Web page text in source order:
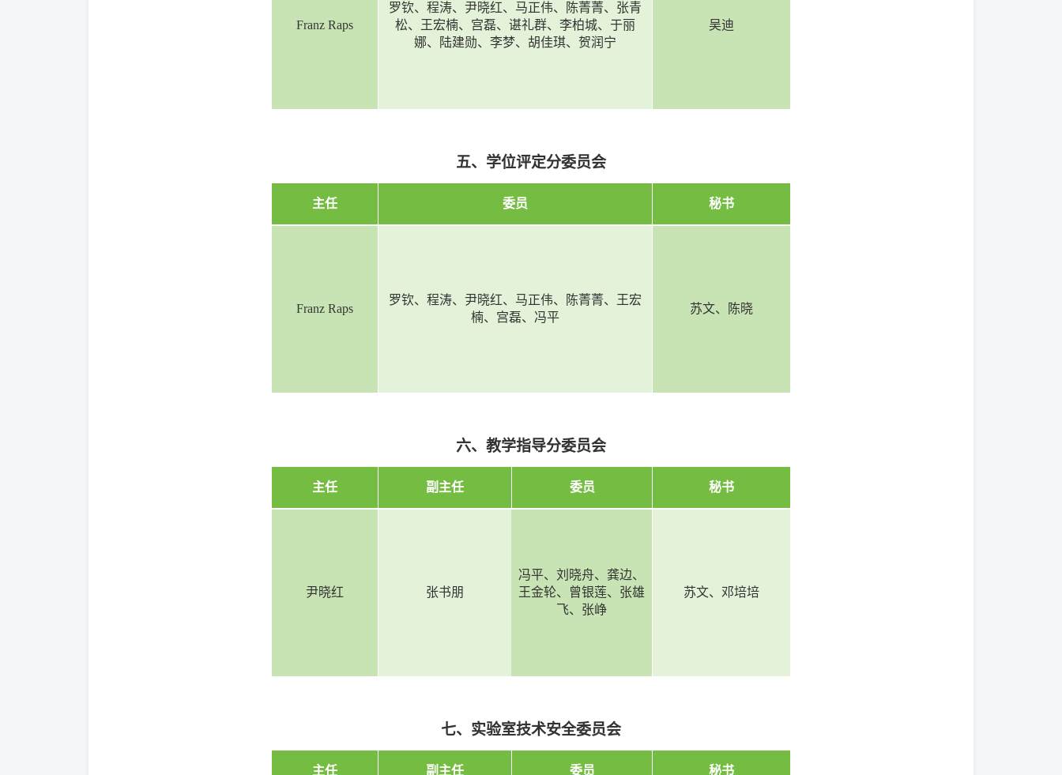
Franz Raps
罗钦、程涛、尹晓红、马正伟、陈菁菁、张青
松、王宏楠、宫磊、谌礼群、李柏城、于丽
娜、陆建勋、李梦、胡佳琪、贺润宁
吴迪
五、学位评定分委员会
主任 委员 秘书
Franz Raps
罗钦、程涛、尹晓红、马正伟、陈菁菁、王宏
楠、宫磊、冯平
苏文、陈晓
六、教学指导分委员会
主任 副主任 委员 秘书
尹晓红 张书朋
冯平、刘晓舟、龚边、
王金轮、曾银莲、张雄
飞、张峥
苏文、邓培培
七、实验室技术安全委员会
主任 副主任 委员 秘书